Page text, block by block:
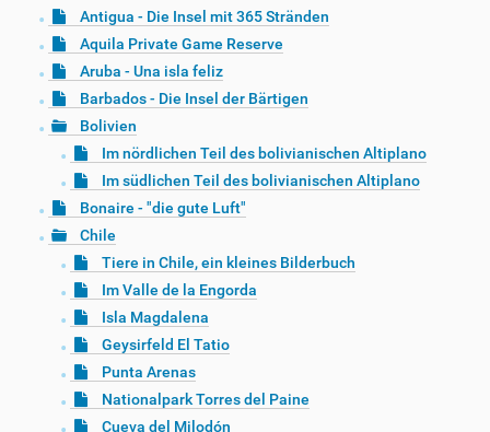
Antigua - Die Insel mit 365 Stränden
Aquila Private Game Reserve
Aruba - Una isla feliz
Barbados - Die Insel der Bärtigen
Bolivien
Im nördlichen Teil des bolivianischen Altiplano
Im südlichen Teil des bolivianischen Altiplano
Bonaire - "die gute Luft"
Chile
Tiere in Chile, ein kleines Bilderbuch
Im Valle de la Engorda
Isla Magdalena
Geysirfeld El Tatio
Punta Arenas
Nationalpark Torres del Paine
Cueva del Milodón